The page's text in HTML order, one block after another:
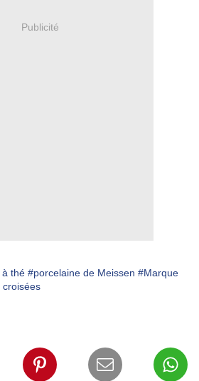
Publicité
thé #porcelaine de Meissen #Marque
croisées